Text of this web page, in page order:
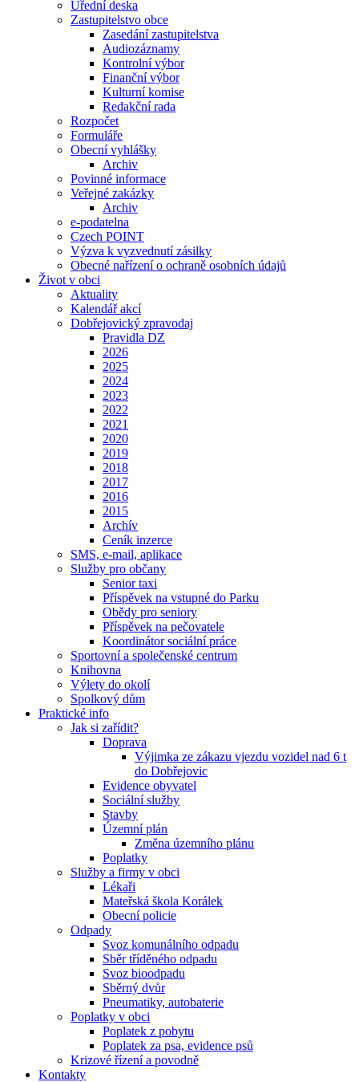
Úřední deska
Zastupitelstvo obce
Zasedání zastupitelstva
Audiozáznamy
Kontrolní výbor
Finanční výbor
Kulturní komise
Redakční rada
Rozpočet
Formuláře
Obecní vyhlášky
Archiv
Povinné informace
Veřejné zakázky
Archiv
e-podatelna
Czech POINT
Výzva k vyzvednutí zásilky
Obecné nařízení o ochraně osobních údajů
Život v obci
Aktuality
Kalendář akcí
Dobřejovický zpravodaj
Pravidla DZ
2026
2025
2024
2023
2022
2021
2020
2019
2018
2017
2016
2015
Archív
Ceník inzerce
SMS, e-mail, aplikace
Služby pro občany
Senior taxi
Příspěvek na vstupné do Parku
Obědy pro seniory
Příspěvek na pečovatele
Koordinátor sociální práce
Sportovní a společenské centrum
Knihovna
Výlety do okolí
Spolkový dům
Praktické info
Jak si zařídit?
Doprava
Výjimka ze zákazu vjezdu vozidel nad 6 t
do Dobřejovic
Evidence obyvatel
Sociální služby
Stavby
Územní plán
Změna územního plánu
Poplatky
Služby a firmy v obci
Lékaři
Mateřská škola Korálek
Obecní policie
Odpady
Svoz komunálního odpadu
Sběr tříděného odpadu
Svoz bioodpadu
Sběrný dvůr
Pneumatiky, autobaterie
Poplatky v obci
Poplatek z pobytu
Poplatek za psa, evidence psů
Krizové řízení a povodně
Kontakty